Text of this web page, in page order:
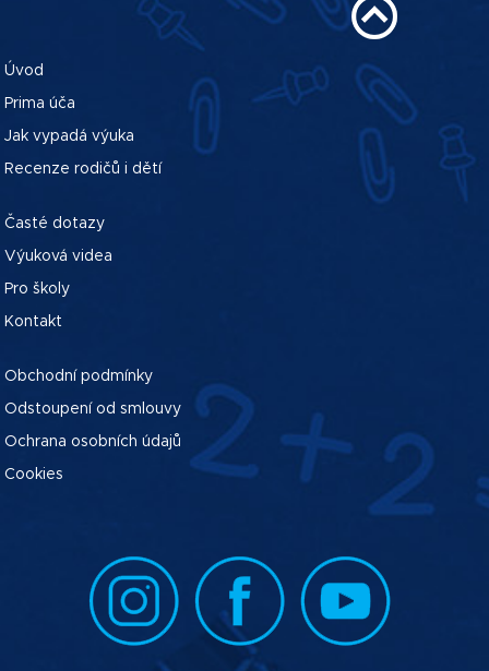
Úvod
Prima úča
Jak vypadá výuka
Recenze rodičů i dětí
Časté dotazy
Výuková videa
Pro školy
Kontakt
Obchodní podmínky
Odstoupení od smlouvy
Ochrana osobních údajů
Cookies